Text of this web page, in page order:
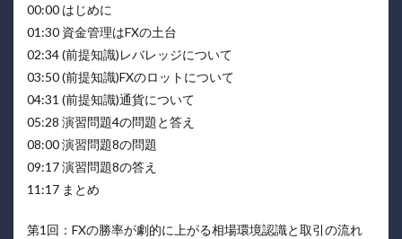
00:00 はじめに
01:30 資金管理はFXの土台
02:34 (前提知識)レバレッジについて
03:50 (前提知識)FXのロットについて
04:31 (前提知識)通貨について
05:28 演習問題4の問題と答え
08:00 演習問題8の問題
09:17 演習問題8の答え
11:17 まとめ
第1回：FXの勝率が劇的に上がる相場環境認識と取引の流れ